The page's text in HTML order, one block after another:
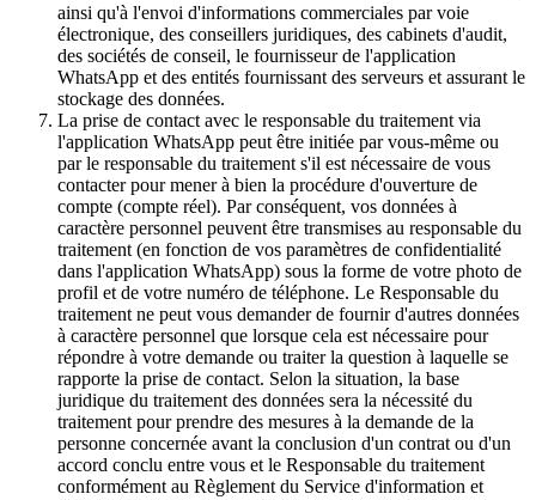
ainsi qu'à l'envoi d'informations commerciales par voie
électronique, des conseillers juridiques, des cabinets d'audit,
des sociétés de conseil, le fournisseur de l'application
WhatsApp et des entités fournissant des serveurs et assurant le
stockage des données.
La prise de contact avec le responsable du traitement via
l'application WhatsApp peut être initiée par vous-même ou
par le responsable du traitement s'il est nécessaire de vous
contacter pour mener à bien la procédure d'ouverture de
compte (compte réel). Par conséquent, vos données à
caractère personnel peuvent être transmises au responsable du
traitement (en fonction de vos paramètres de confidentialité
dans l'application WhatsApp) sous la forme de votre photo de
profil et de votre numéro de téléphone. Le Responsable du
traitement ne peut vous demander de fournir d'autres données
à caractère personnel que lorsque cela est nécessaire pour
répondre à votre demande ou traiter la question à laquelle se
rapporte la prise de contact. Selon la situation, la base
juridique du traitement des données sera la nécessité du
traitement pour prendre des mesures à la demande de la
personne concernée avant la conclusion d'un contrat ou d'un
accord conclu entre vous et le Responsable du traitement
conformément au Règlement du Service d'information et